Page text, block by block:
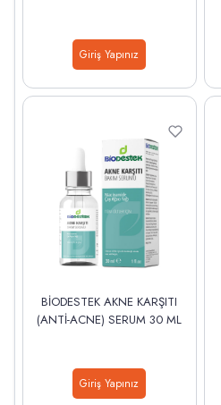
Giriş Yapınız
BİODESTEK AKNE KARŞITI
(ANTİ-ACNE) SERUM 30 ML
Giriş Yapınız